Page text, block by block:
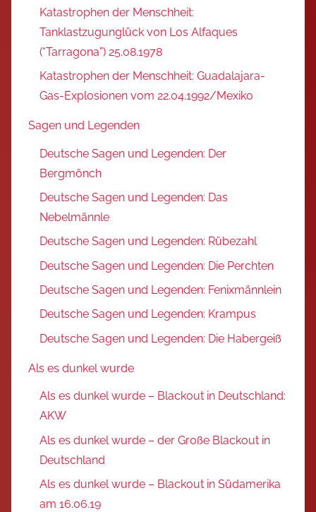
Katastrophen der Menschheit:
Tanklastzugunglück von Los Alfaques
(“Tarragona”) 25.08.1978
Katastrophen der Menschheit: Guadalajara-
Gas-Explosionen vom 22.04.1992/Mexiko
Sagen und Legenden
Deutsche Sagen und Legenden: Der
Bergmönch
Deutsche Sagen und Legenden: Das
Nebelmännle
Deutsche Sagen und Legenden: Rübezahl
Deutsche Sagen und Legenden: Die Perchten
Deutsche Sagen und Legenden: Fenixmännlein
Deutsche Sagen und Legenden: Krampus
Deutsche Sagen und Legenden: Die Habergeiß
Als es dunkel wurde
Als es dunkel wurde – Blackout in Deutschland:
AKW
Als es dunkel wurde – der Große Blackout in
Deutschland
Als es dunkel wurde – Blackout in Südamerika
am 16.06.19